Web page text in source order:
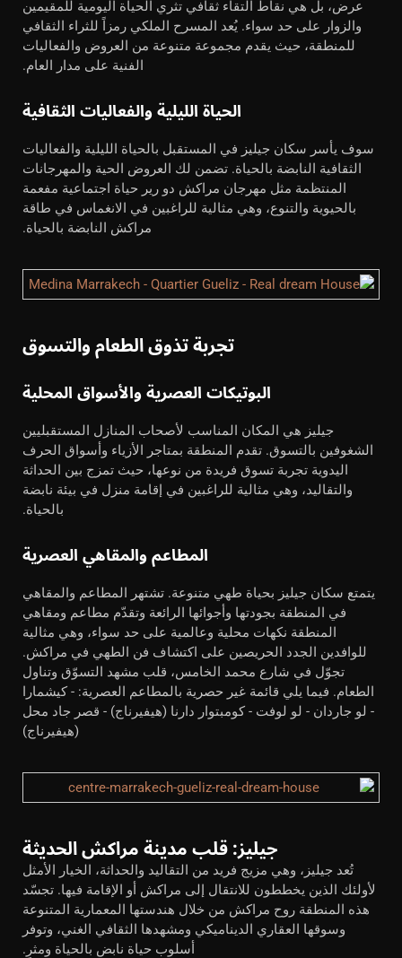
عرض، بل هي نقاط التقاء ثقافي تثري الحياة اليومية للمقيمين
والزوار على حد سواء. يُعد المسرح الملكي رمزاً للثراء الثقافي
للمنطقة، حيث يقدم مجموعة متنوعة من العروض والفعاليات
الفنية على مدار العام.
الحياة الليلية والفعاليات الثقافية
سوف يأسر سكان جيليز في المستقبل بالحياة الليلية والفعاليات
الثقافية النابضة بالحياة. تضمن لك العروض الحية والمهرجانات
المنتظمة مثل مهرجان مراكش دو رير حياة اجتماعية مفعمة
بالحيوية والتنوع، وهي مثالية للراغبين في الانغماس في طاقة
مراكش النابضة بالحياة.
تجربة تذوق الطعام والتسوق
البوتيكات العصرية والأسواق المحلية
جيليز هي المكان المناسب لأصحاب المنازل المستقبليين
الشغوفين بالتسوق. تقدم المنطقة بمتاجر الأزياء وأسواق الحرف
اليدوية تجربة تسوق فريدة من نوعها، حيث تمزج بين الحداثة
والتقاليد، وهي مثالية للراغبين في إقامة منزل في بيئة نابضة
بالحياة.
المطاعم والمقاهي العصرية
يتمتع سكان جيليز بحياة طهي متنوعة. تشتهر المطاعم والمقاهي
في المنطقة بجودتها وأجوائها الرائعة وتقدّم مطاعم ومقاهي
المنطقة نكهات محلية وعالمية على حد سواء، وهي مثالية
للوافدين الجدد الحريصين على اكتشاف فن الطهي في مراكش.
تجوّل في شارع محمد الخامس، قلب مشهد التسوّق وتناول
الطعام. فيما يلي قائمة غير حصرية بالمطاعم العصرية: - كيشمارا
- لو جاردان - لو لوفت - كومبتوار دارنا (هيفيرناج) - قصر جاد محل
(هيفيرناج)
جيليز: قلب مدينة مراكش الحديثة
تُعد جيليز، وهي مزيج فريد من التقاليد والحداثة، الخيار الأمثل
لأولئك الذين يخططون للانتقال إلى مراكش أو الإقامة فيها. تجسّد
هذه المنطقة روح مراكش من خلال هندستها المعمارية المتنوعة
وسوقها العقاري الديناميكي ومشهدها الثقافي الغني، وتوفر
أسلوب حياة نابض بالحياة ومثرٍ.